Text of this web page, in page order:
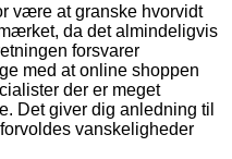
være at granske hvorvidt
da det almindeligvis
forsvarer
med at online shoppen
der er meget
Det giver dig anledning til
vanskeligheder